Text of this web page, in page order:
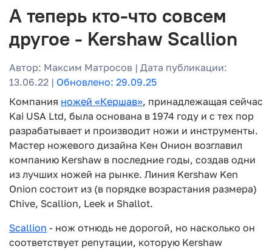
А теперь кто-что совсем
другое - Kershaw Scallion
Автор: Максим Матросов | Дата публикации:
13.06.22 | Обновлено: 29.09.25
Компания ножей «Кершав»‎, принадлежащая сейчас
Kai USA Ltd, была основана в 1974 году и с тех пор
разрабатывает и производит ножи и инструменты.
Мастер ножевого дизайна Кен Онион возглавил
компанию Kershaw в последние годы, создав одни
из лучших ножей на рынке. Линия Kershaw Ken
Onion состоит из (в порядке возрастания размера)
Chive, Scallion, Leek и Shallot.
Scallion - нож отнюдь не дорогой, но насколько он
соответствует репутации, которую Kershaw